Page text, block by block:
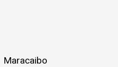
Maracaibo